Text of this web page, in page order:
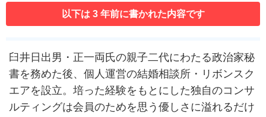
以下は 3 年前に書かれた内容です
臼井日出男・正一両氏の親子二代にわたる政治家秘
書を務めた後、個人運営の結婚相談所・リボンスク
エアを設立。培った経験をもとにした独自のコンサ
ルティングは会員のためを思う優しさに溢れるだけ